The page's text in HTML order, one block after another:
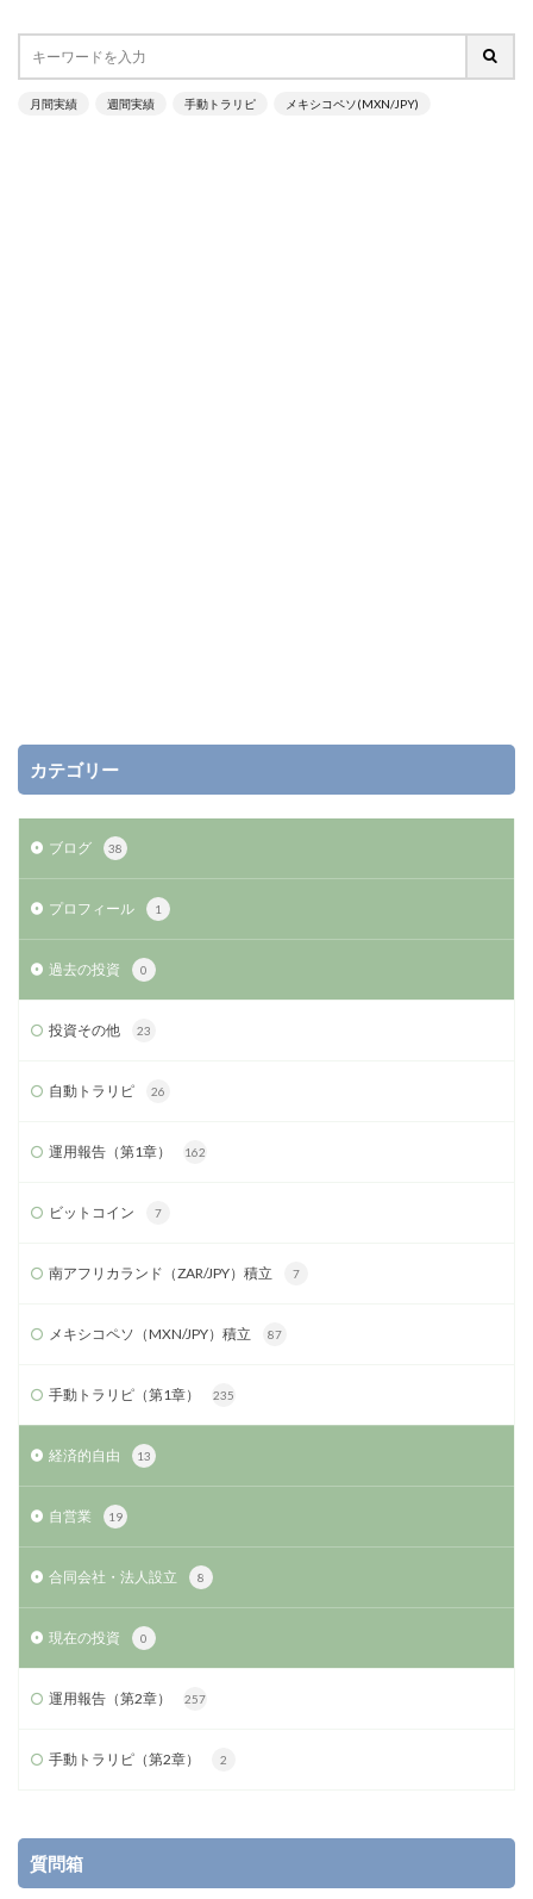
月間実績 週間実績 手動トラリピ メキシコペソ(MXN/JPY)
カテゴリー
ブログ 38
プロフィール 1
過去の投資 0
投資その他 23
自動トラリピ 26
運用報告（第1章） 162
ビットコイン 7
南アフリカランド（ZAR/JPY）積立 7
メキシコペソ（MXN/JPY）積立 87
手動トラリピ（第1章） 235
経済的自由 13
自営業 19
合同会社・法人設立 8
現在の投資 0
運用報告（第2章） 257
手動トラリピ（第2章） 2
質問箱